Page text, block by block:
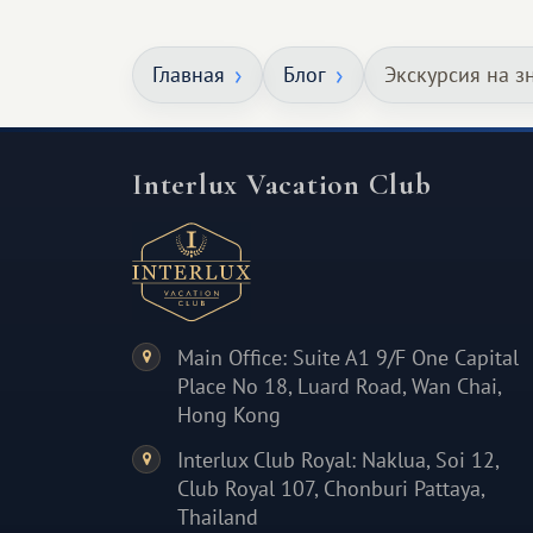
масштабное, но тёплое
и запоминающееся :)
Главная Блог Экскурсия на
Interlux Vacation Club
Main Office: Suite A1 9/F One Capital
Place No 18, Luard Road, Wan Chai,
Hong Kong
Interlux Club Royal: Naklua, Soi 12,
Club Royal 107, Chonburi Pattaya,
Thailand